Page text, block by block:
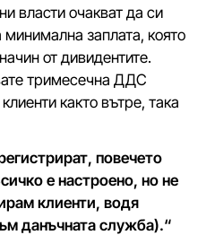
власти очакват да си
заплата, която
от дивидентите.
тримесечна ДДС
както вътре, така
повечето
е настроено, но не
клиенти, водя
данъчната служба).“